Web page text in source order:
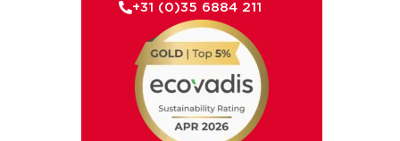
+31 (0)35 6884 211